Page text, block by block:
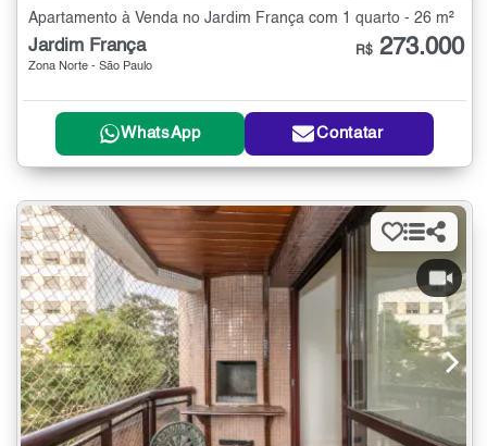
Apartamento à Venda no Jardim França com 1 quarto - 26 m²
Jardim França
Zona Norte - São Paulo
R$ 273.000
WhatsApp Contatar